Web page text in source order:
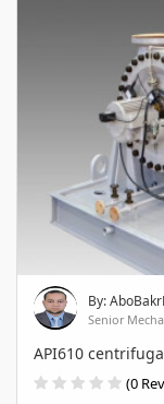
By:
Senior
API610
(0